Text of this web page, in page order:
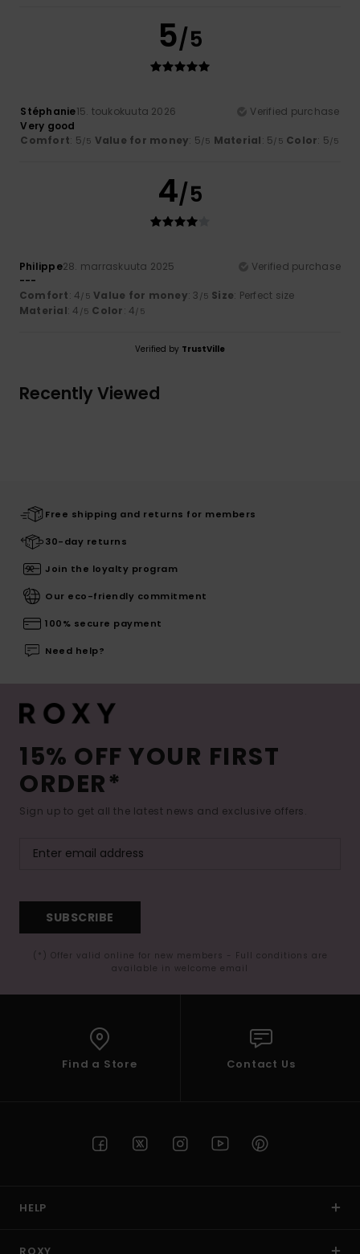
5/5
Stéphanie15. toukokuuta 2026
Verified purchase
Very good
Comfort: 5/5 Value for money: 5/5 Material: 5/5 Color: 5/5
4/5
Philippe28. marraskuuta 2025
Verified purchase
---
Comfort: 4/5 Value for money: 3 /5 Size: Perfect size
Material: 4 /5 Color: 4/5
Verified by TrustVille
Recently Viewed
Free shipping and returns for members
30-day returns
Join the loyalty program
Our eco-friendly commitment
100% secure payment
Need help?
15% OFF YOUR FIRST
ORDER*
Sign up to get all the latest news and exclusive offers.
SUBSCRIBE
(*) Offer valid online for new members - Full conditions are
available in welcome email
Find a Store Contact Us
HELP
ROXY